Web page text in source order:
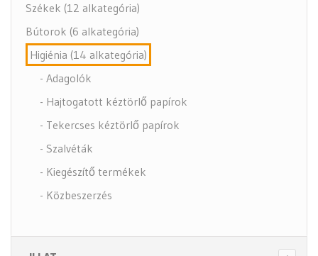
Székek (12 alkategória)
Bútorok (6 alkategória)
Higiénia (14 alkategória)
- Adagolók
- Hajtogatott kéztörlő papírok
- Tekercses kéztörlő papírok
- Szalvéták
- Kiegészítő termékek
- Közbeszerzés